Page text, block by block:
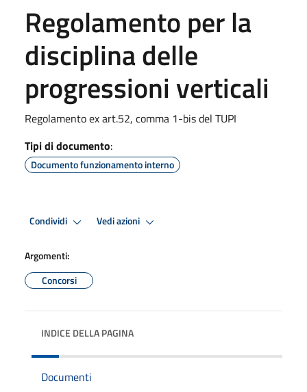
Regolamento per la
disciplina delle
progressioni verticali
Regolamento ex art.52, comma 1-bis del TUPI
Tipi di documento:
Documento funzionamento interno
Condividi Vedi azioni
Argomenti:
Concorsi
INDICE DELLA PAGINA
Documenti